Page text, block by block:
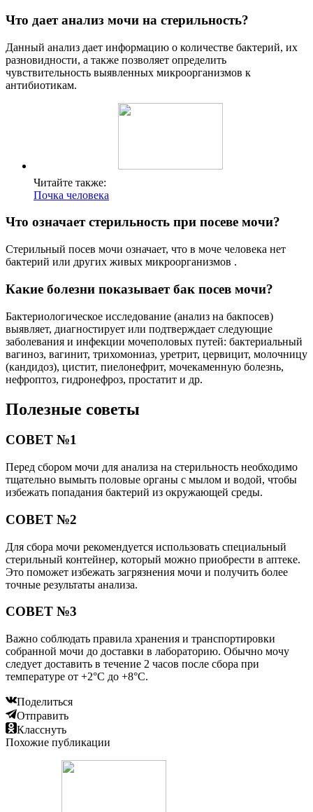
Что дает анализ мочи на стерильность?
Данный анализ дает информацию о количестве бактерий, их
разновидности, а также позволяет определить
чувствительность выявленных микроорганизмов к
антибиотикам.
Читайте также:
Почка человека
Что означает стерильность при посеве мочи?
Стерильный посев мочи означает, что в моче человека нет
бактерий или других живых микроорганизмов .
Какие болезни показывает бак посев мочи?
Бактериологическое исследование (анализ на бакпосев)
выявляет, диагностирует или подтверждает следующие
заболевания и инфекции мочеполовых путей: бактериальный
вагиноз, вагинит, трихомониаз, уретрит, цервицит, молочницу
(кандидоз), цистит, пиелонефрит, мочекаменную болезнь,
нефроптоз, гидронефроз, простатит и др.
Полезные советы
СОВЕТ №1
Перед сбором мочи для анализа на стерильность необходимо
тщательно вымыть половые органы с мылом и водой, чтобы
избежать попадания бактерий из окружающей среды.
СОВЕТ №2
Для сбора мочи рекомендуется использовать специальный
стерильный контейнер, который можно приобрести в аптеке.
Это поможет избежать загрязнения мочи и получить более
точные результаты анализа.
СОВЕТ №3
Важно соблюдать правила хранения и транспортировки
собранной мочи до доставки в лабораторию. Обычно мочу
следует доставить в течение 2 часов после сбора при
температуре от +2°C до +8°C.
Поделиться
Отправить
Класснуть
Похожие публикации